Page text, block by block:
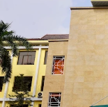
GIÁO DỤC
Y TẾ